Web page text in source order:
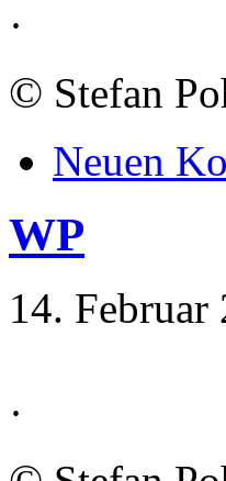
·
© Stefan
Neuen
WP
14. Februar
·